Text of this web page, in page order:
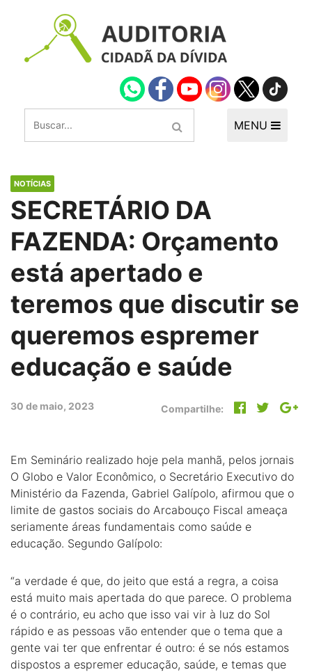
MENU
NOTÍCIAS
SECRETÁRIO DA
FAZENDA: Orçamento
está apertado e
teremos que discutir se
queremos espremer
educação e saúde
30 de maio, 2023 Compartilhe:
Em Seminário realizado hoje pela manhã, pelos jornais
O Globo e Valor Econômico, o Secretário Executivo do
Ministério da Fazenda, Gabriel Galípolo, afirmou que o
limite de gastos sociais do Arcabouço Fiscal ameaça
seriamente áreas fundamentais como saúde e
educação. Segundo Galípolo:
“a verdade é que, do jeito que está a regra, a coisa
está muito mais apertada do que parece. O problema
é o contrário, eu acho que isso vai vir à luz do Sol
rápido e as pessoas vão entender que o tema que a
gente vai ter que enfrentar é outro: é se nós estamos
dispostos a espremer educação, saúde, e temas que